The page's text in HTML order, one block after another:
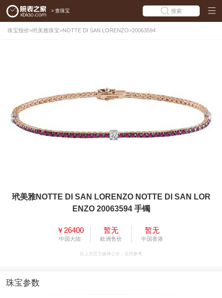
> 查珠宝 搜索
珠宝报价>玳美雅珠宝>NOTTE DI SAN LORENZO>20063594
玳美雅NOTTE DI SAN LORENZO NOTTE DI SAN LOR
ENZO 20063594 手镯
￥26400
中国大陆
暂无
欧洲售价
暂无
中国香港
以上为官方媒体公价，仅供参考
珠宝参数